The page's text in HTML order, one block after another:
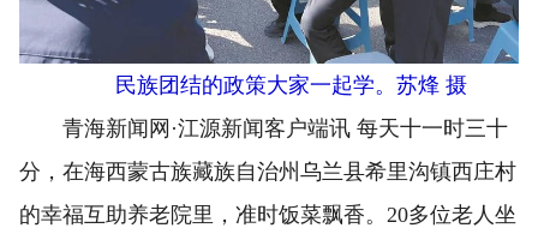
民族团结的政策大家一起学。苏烽 摄
青海新闻网·江源新闻客户端讯 每天十一时三十
分，在海西蒙古族藏族自治州乌兰县希里沟镇西庄村
的幸福互助养老院里，准时饭菜飘香。20多位老人坐